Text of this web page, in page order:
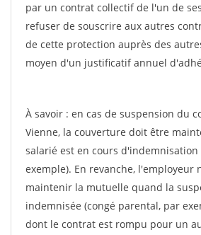
par un contrat collectif de l'un de
refuser de souscrire aux autres
de cette protection auprès des
moyen d'un justificatif annuel
À savoir : en cas de suspension du
Vienne, la couverture doit être
salarié est en cours
exemple). En revanche, l'employeur
maintenir la mutuelle quand la
indemnisée (congé parental, par
dont le contrat est rompu pour un